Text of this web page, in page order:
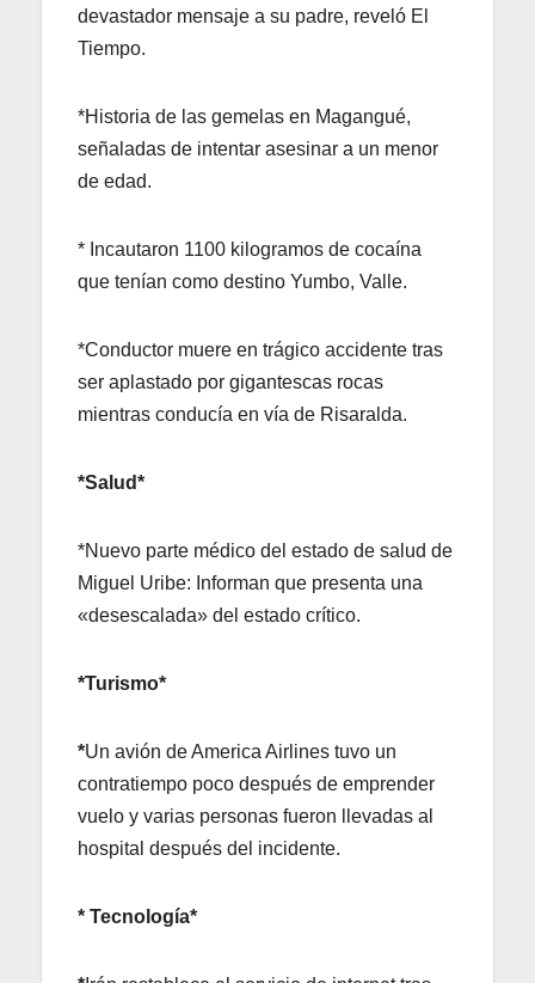
devastador mensaje a su padre, reveló El
Tiempo.
*Historia de las gemelas en Magangué,
señaladas de intentar asesinar a un menor
de edad.
* Incautaron 1100 kilogramos de cocaína
que tenían como destino Yumbo, Valle.
*Conductor muere en trágico accidente tras
ser aplastado por gigantescas rocas
mientras conducía en vía de Risaralda.
*Salud*
*Nuevo parte médico del estado de salud de
Miguel Uribe: Informan que presenta una
«desescalada» del estado crítico.
*Turismo*
*Un avión de America Airlines tuvo un
contratiempo poco después de emprender
vuelo y varias personas fueron llevadas al
hospital después del incidente.
* Tecnología*